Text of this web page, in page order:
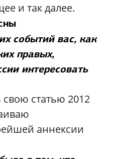
и так далее.
событий вас, как
правых,
интересовать
статью 2012
аннексии